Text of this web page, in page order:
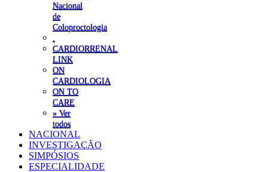
Nacional
de
Coloproctologia
CARDIORRENAL
LINK
ON
CARDIOLOGIA
ON TO
CARE
» Ver
todos
NACIONAL
INVESTIGAÇÃO
SIMPÓSIOS
ESPECIALIDADE